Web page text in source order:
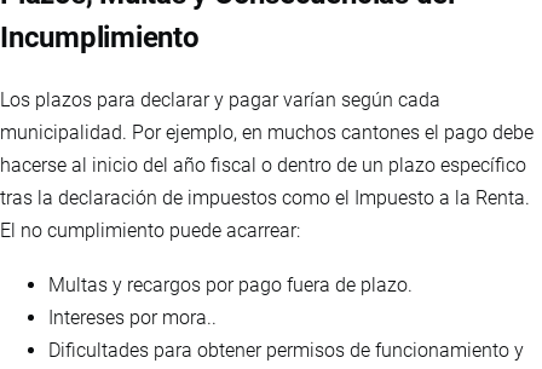
Incumplimiento
Los plazos para declarar y pagar varían según cada
municipalidad. Por ejemplo, en muchos cantones el pago debe
hacerse al inicio del año fiscal o dentro de un plazo específico
tras la declaración de impuestos como el Impuesto a la Renta.
El no cumplimiento puede acarrear:
Multas y recargos por pago fuera de plazo.
Intereses por mora..
Dificultades para obtener permisos de funcionamiento y